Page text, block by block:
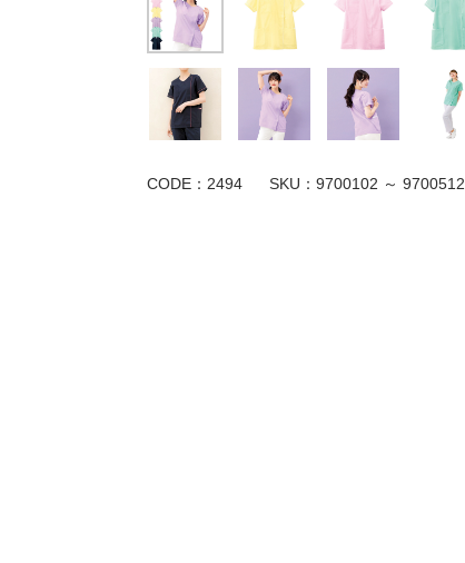
CODE：2494 SKU： 9700102 ～ 9700512